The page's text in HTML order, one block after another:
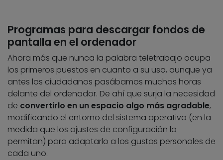
Programas para descargar fondos de
pantalla en el ordenador
Ahora más que nunca la palabra teletrabajo ocupa
los primeros puestos en cuanto a su uso, aunque ya
antes los ciudadanos pasábamos muchas horas
delante del ordenador. De ahí que surja la necesidad
de convertirlo en un espacio algo más agradable,
modificando el entorno del sistema operativo (en la
medida que los ajustes de configuración lo
permitan) para adaptarlo a los gustos personales de
cada uno.